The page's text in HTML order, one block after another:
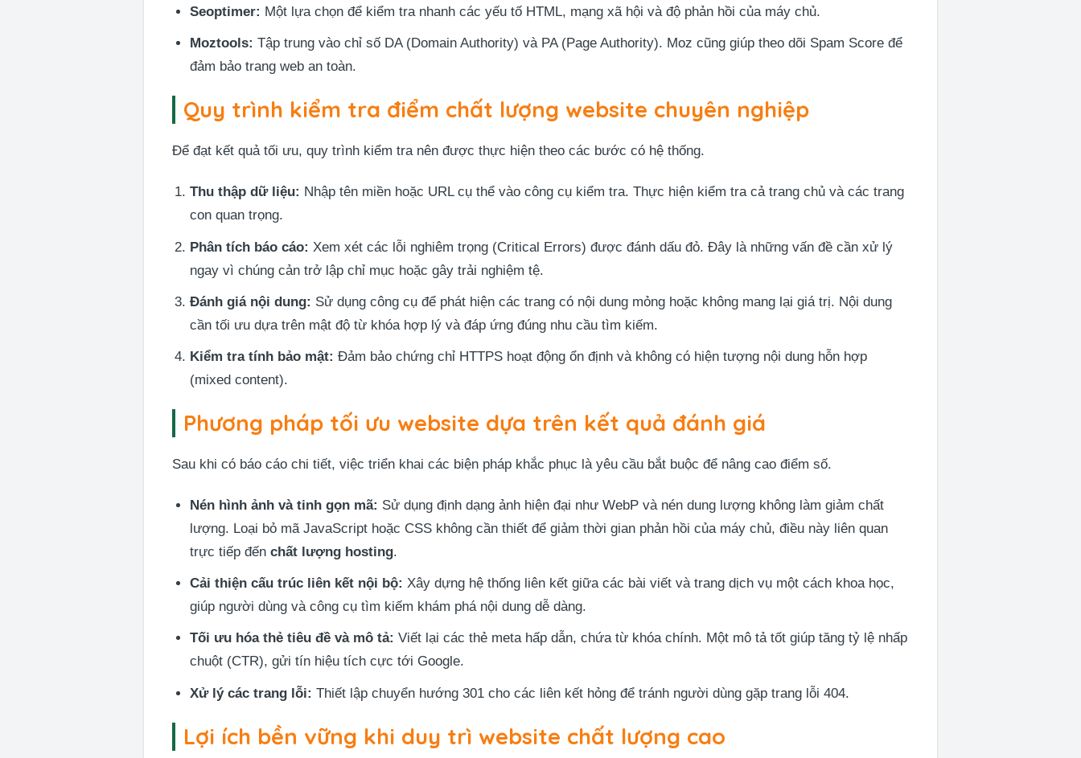
Seoptimer: Một lựa chọn để kiểm tra nhanh các yếu tố HTML, mạng xã hội và độ phản hồi của máy chủ.
Moztools: Tập trung vào chỉ số DA (Domain Authority) và PA (Page Authority). Moz cũng giúp theo dõi Spam Score để
đảm bảo trang web an toàn.
Quy trình kiểm tra điểm chất lượng website chuyên nghiệp
Để đạt kết quả tối ưu, quy trình kiểm tra nên được thực hiện theo các bước có hệ thống.
Thu thập dữ liệu: Nhập tên miền hoặc URL cụ thể vào công cụ kiểm tra. Thực hiện kiểm tra cả trang chủ và các trang
con quan trọng.
Phân tích báo cáo: Xem xét các lỗi nghiêm trọng (Critical Errors) được đánh dấu đỏ. Đây là những vấn đề cần xử lý
ngay vì chúng cản trở lập chỉ mục hoặc gây trải nghiệm tệ.
Đánh giá nội dung: Sử dụng công cụ để phát hiện các trang có nội dung mỏng hoặc không mang lại giá trị. Nội dung
cần tối ưu dựa trên mật độ từ khóa hợp lý và đáp ứng đúng nhu cầu tìm kiếm.
Kiểm tra tính bảo mật: Đảm bảo chứng chỉ HTTPS hoạt động ổn định và không có hiện tượng nội dung hỗn hợp
(mixed content).
Phương pháp tối ưu website dựa trên kết quả đánh giá
Sau khi có báo cáo chi tiết, việc triển khai các biện pháp khắc phục là yêu cầu bắt buộc để nâng cao điểm số.
Nén hình ảnh và tinh gọn mã: Sử dụng định dạng ảnh hiện đại như WebP và nén dung lượng không làm giảm chất
lượng. Loại bỏ mã JavaScript hoặc CSS không cần thiết để giảm thời gian phản hồi của máy chủ, điều này liên quan
trực tiếp đếnchất lượng hosting.
Cải thiện cấu trúc liên kết nội bộ: Xây dựng hệ thống liên kết giữa các bài viết và trang dịch vụ một cách khoa học,
giúp người dùng và công cụ tìm kiếm khám phá nội dung dễ dàng.
Tối ưu hóa thẻ tiêu đề và mô tả: Viết lại các thẻ meta hấp dẫn, chứa từ khóa chính. Một mô tả tốt giúp tăng tỷ lệ nhấp
chuột (CTR), gửi tín hiệu tích cực tới Google.
Xử lý các trang lỗi: Thiết lập chuyển hướng 301 cho các liên kết hỏng để tránh người dùng gặp trang lỗi 404.
Lợi ích bền vững khi duy trì website chất lượng cao